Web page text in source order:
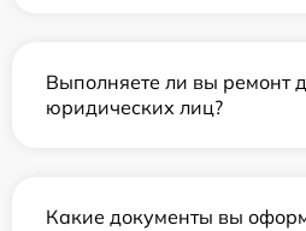
Выполняете ли вы ремонт
юридических лиц?
Какие документы вы